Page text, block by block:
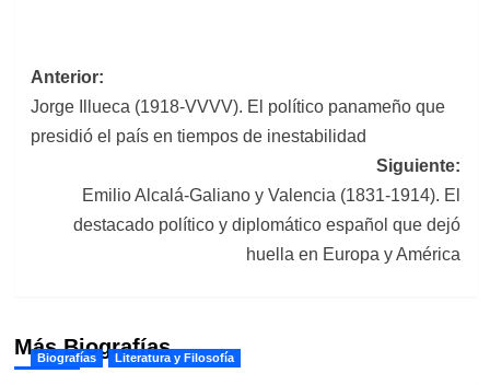
Navegación
de
entradas
Anterior:
Jorge Illueca (1918-VVVV). El político panameño que
presidió el país en tiempos de inestabilidad
Siguiente:
Emilio Alcalá-Galiano y Valencia (1831-1914). El
destacado político y diplomático español que dejó
huella en Europa y América
Más Biografías
Biografías Literatura y Filosofía